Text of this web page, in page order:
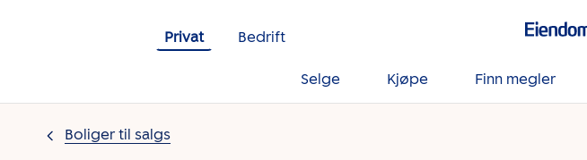
Privat
Bedrift
Selge Kjøpe Finn megler
Boliger til salgs